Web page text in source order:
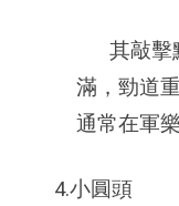
其敲擊
滿，勁道
通常在軍
4.小圓頭